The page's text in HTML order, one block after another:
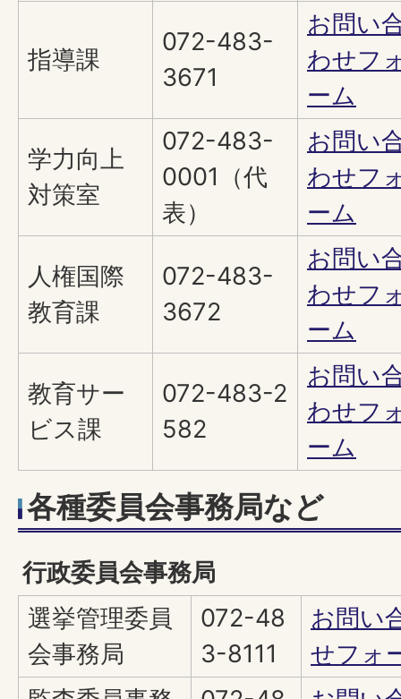
指導課
072-483-
3671
お問い
わせフ
ーム
学力向上
対策室
072-483-
0001（代
表）
お問い
わせフ
ーム
人権国際
教育課
072-483-
3672
お問い
わせフ
ーム
教育サー
ビス課
072-483-2
582
お問い
わせフ
ーム
各種委員会事務局など
行政委員会事務局
選挙管理委員
会事務局
072-48
3-8111
お問い
せフォ